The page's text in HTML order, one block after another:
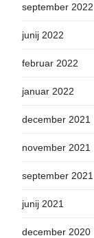
september 2022
junij 2022
februar 2022
januar 2022
december 2021
november 2021
september 2021
junij 2021
december 2020